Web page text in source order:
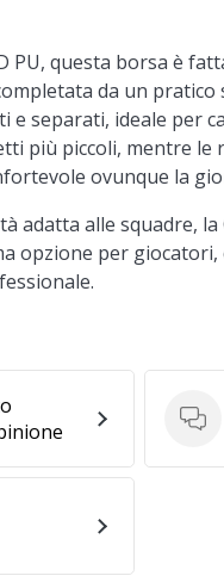
PU, questa borsa è
da un
separati, ideale per
più piccoli, mentre
ovunque la
adatta alle squadre,
opzione per